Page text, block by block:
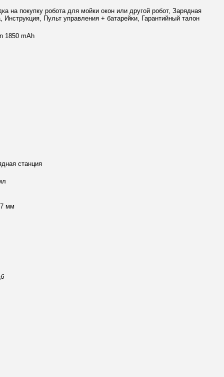
на покупку робота для мойки окон или другой робот, Зарядная
Инструкция, Пульт управления + батарейки, Гарантийный талон
1850 mAh
станция
мм